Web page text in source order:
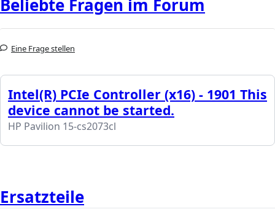
Beliebte Fragen im Forum
Eine Frage stellen
Intel(R) PCIe Controller (x16) - 1901 This
device cannot be started.
HP Pavilion 15-cs2073cl
Ersatzteile